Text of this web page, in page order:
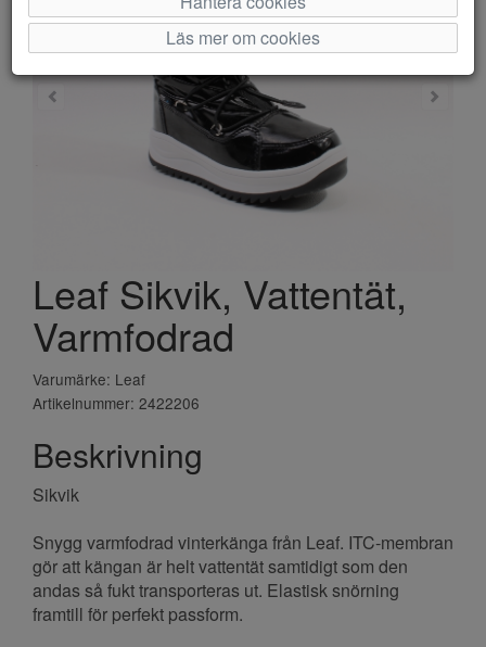
Leaf Sikvik, Vattentät,
Varmfodrad
Varumärke: Leaf
Artikelnummer: 2422206
Beskrivning
Sikvik
Snygg varmfodrad vinterkänga från Leaf. ITC-membran
gör att kängan är helt vattentät samtidigt som den
andas så fukt transporteras ut. Elastisk snörning
framtill för perfekt passform.
Läs mer om cookies